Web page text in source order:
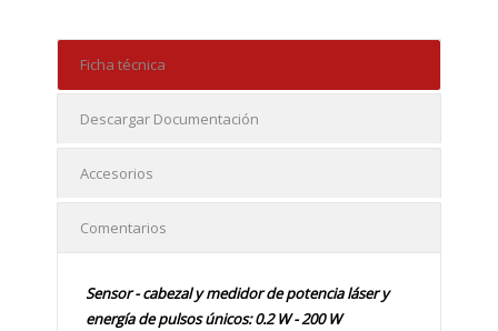
Ficha técnica
Descargar Documentación
Accesorios
Comentarios
Sensor - cabezal y medidor de potencia láser y
energía de pulsos únicos: 0.2 W - 200 W